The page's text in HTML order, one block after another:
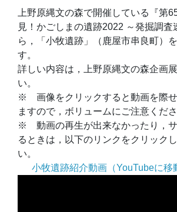
上野原縄文の森で開催している『第
見！かごしまの遺跡2022 ～発掘調査
ら，「小牧遺跡」（鹿屋市串良町）
す。
詳しい内容は，上野原縄文の森企画
い。
※ 画像をクリックすると動画を際せ
ますので，ボリュームにご注意くださ
※ 動画の再生が出来なかったり，
るときは，以下のリンクをクリック
い。
小牧遺跡紹介動画（YouTubeに移